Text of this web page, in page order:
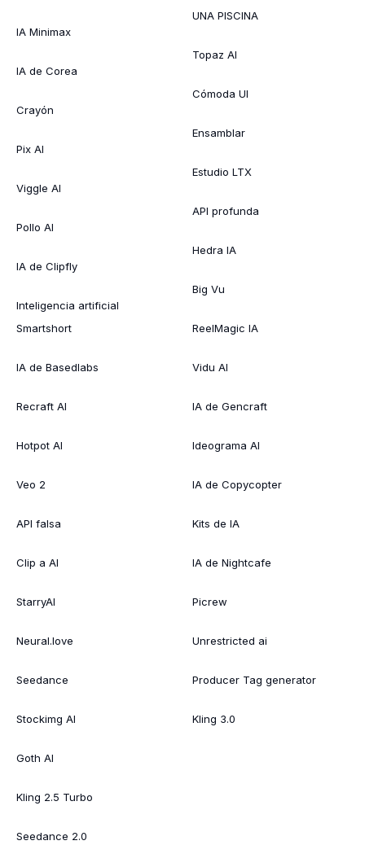
IA Minimax
IA de Corea
Crayón
Pix AI
Viggle AI
Pollo AI
IA de Clipfly
Inteligencia artificial
Smartshort
IA de Basedlabs
Recraft AI
Hotpot AI
Veo 2
API falsa
Clip a AI
StarryAI
Neural.love
Seedance
Stockimg AI
Goth AI
Kling 2.5 Turbo
Seedance 2.0
UNA PISCINA
Topaz AI
Cómoda UI
Ensamblar
Estudio LTX
API profunda
Hedra IA
Big Vu
ReelMagic IA
Vidu AI
IA de Gencraft
Ideograma AI
IA de Copycopter
Kits de IA
IA de Nightcafe
Picrew
Unrestricted ai
Producer Tag generator
Kling 3.0